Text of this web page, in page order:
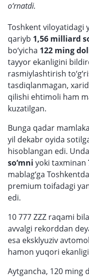
o‘rnatdi.
Toshkent viloyatidagi
qariyb 1,56 milliard
bo‘yicha 122 ming
tayyor ekanligini
rasmiylashtirish
tasdiqlanmagan,
qilishi ehtimoli ham
kuzatilgan.
Bunga qadar
yil dekabr oyida
hisoblangan edi.
so‘mni yoki taxminan
mablag‘ga
premium toifadagi
edi.
10 777 ZZZ raqami
avvalgi rekorddan
esa eksklyuziv
hamon yuqori
Aytgancha, 120 ming